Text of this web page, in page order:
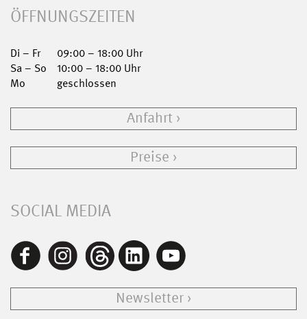
ÖFFNUNGSZEITEN
Di – Fr
09:00 – 18:00 Uhr
Sa – So
10:00 – 18:00 Uhr
Mo
geschlossen
Anfahrt
Preise
SOCIAL MEDIA
Newsletter